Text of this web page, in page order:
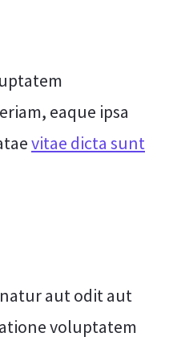
eaque ipsa
vitae dicta sunt
aut odit aut
voluptatem